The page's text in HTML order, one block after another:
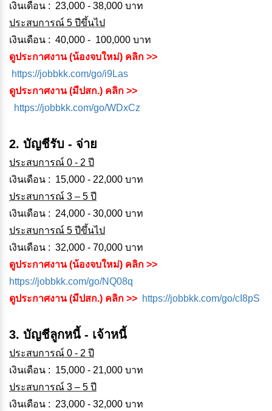
เงินเดือน : 23,000 - 38,000 บาท
ประสบการณ์ 5 ปีขึ้นไป
เงินเดือน : 40,000 - 100,000 บาท
ดูประกาศงาน (น้องจบใหม่) คลิก >>
https://jobbkk.com/go/i9Las
ดูประกาศงาน (มีปสก.) คลิก >>
https://jobbkk.com/go/WDxCz
2. บัญชีรับ - จ่าย
ประสบการณ์ 0 - 2 ปี
เงินเดือน : 15,000 - 22,000 บาท
ประสบการณ์ 3 – 5 ปี
เงินเดือน : 24,000 - 30,000 บาท
ประสบการณ์ 5 ปีขึ้นไป
เงินเดือน : 32,000 - 70,000 บาท
ดูประกาศงาน (น้องจบใหม่) คลิก >>
https://jobbkk.com/go/NQ08q
ดูประกาศงาน (มีปสก.) คลิก >> https://jobbkk.com/go/cI8pS
3. บัญชีลูกหนี้ - เจ้าหนี้
ประสบการณ์ 0 - 2 ปี
เงินเดือน : 15,000 - 21,000 บาท
ประสบการณ์ 3 – 5 ปี
เงินเดือน : 23,000 - 32,000 บาท